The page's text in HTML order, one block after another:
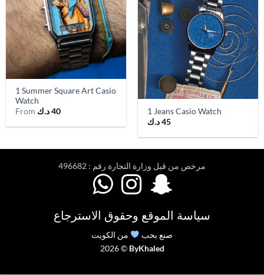
1 Summer Square Art Casio
Watch
From
40د.ك
1 Jeans Casio Watch
45د.ك
مرخص من قبل وزارة التجارة رقم : 496682
  
سياسة الموقع وحقوق الاسترجاع
صنع بحب
من الكويت
2026 © ByKhaled